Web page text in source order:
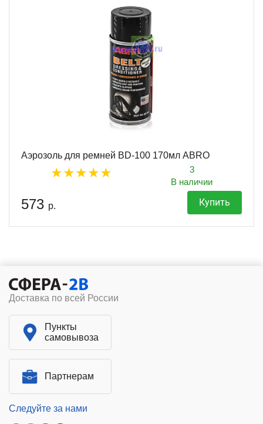
Аэрозоль для ремней BD-100 170мл ABRO
3
В наличии
573 р. Купить
Доставка по всей России
Пункты
самовывоза
Партнерам
Следуйте за нами